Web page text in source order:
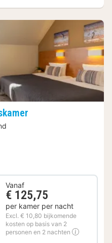
Vanaf
€ 125,75
per kamer per nacht
Excl. € 10,80 bijkomende
kosten op basis van 2
personen en 2 nachten